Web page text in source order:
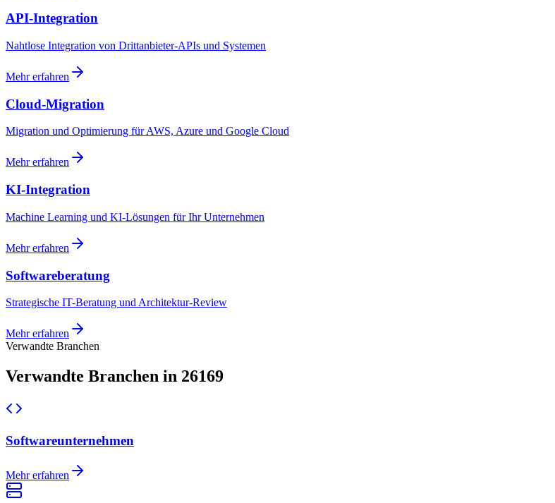
API-Integration
Nahtlose Integration von Drittanbieter-APIs und Systemen
Mehr erfahren
Cloud-Migration
Migration und Optimierung für AWS, Azure und Google Cloud
Mehr erfahren
KI-Integration
Machine Learning und KI-Lösungen für Ihr Unternehmen
Mehr erfahren
Softwareberatung
Strategische IT-Beratung und Architektur-Review
Mehr erfahren
Verwandte Branchen
Verwandte Branchen in 26169
Softwareunternehmen
Mehr erfahren